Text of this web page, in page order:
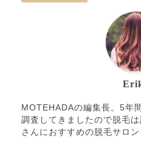
MOTEHADAの編集長。5年
調査してきましたので脱毛
さんにおすすめの脱毛サロ